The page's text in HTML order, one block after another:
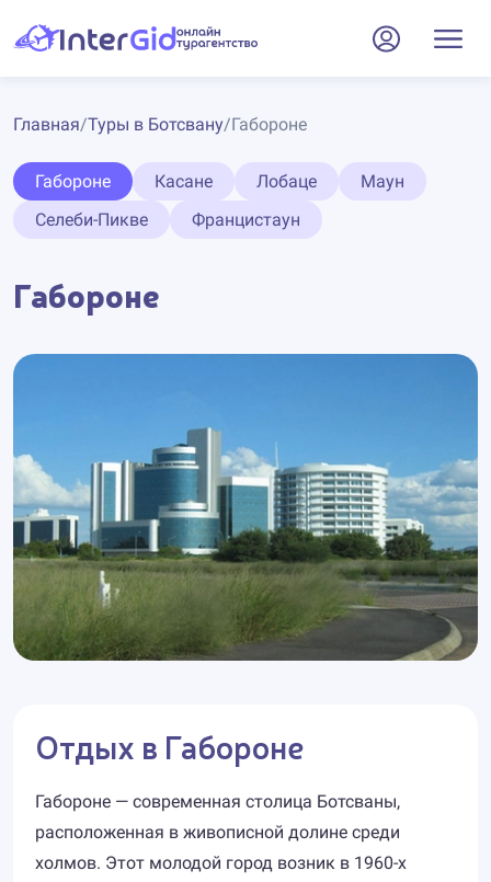
Главная/Туры в Ботсвану/Габороне
Габороне Касане Лобаце
Маун
Селеби-Пикве
Францистаун
Габороне
Отдых в Габороне
Габороне — современная столица Ботсваны,
расположенная в живописной долине среди
холмов. Этот молодой город возник в 1960-х